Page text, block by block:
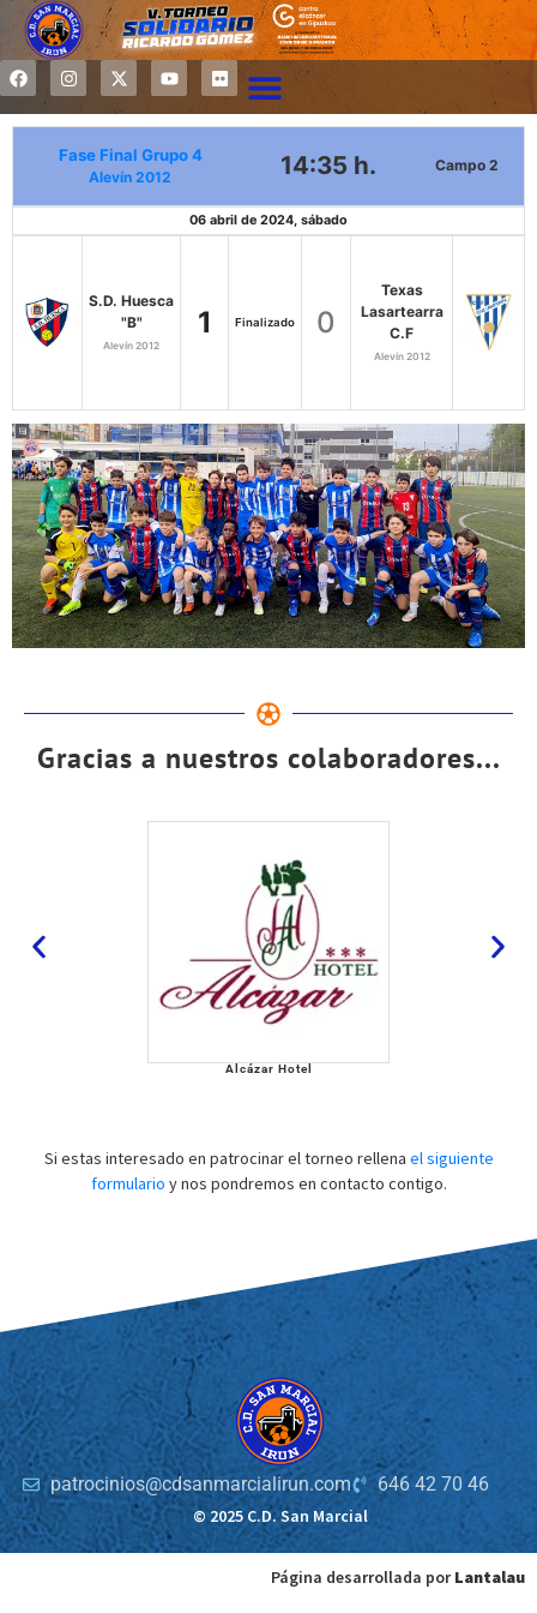
Fase Final Grupo 4
Alevín 2012 14:35 h. Campo 2
06 abril de 2024, sábado
S.D. Huesca
"B"
Alevín 2012
1 Finalizado 0
Texas
Lasartearra
C.F
Alevín 2012
Gracias a nuestros colaboradores...
Alcázar Hotel
Si estas interesado en patrocinar el torneo rellena el siguiente
formulario y nos pondremos en contacto contigo.
patrocinios@cdsanmarcialirun.com
646 42 70 46
© 2025 C.D. San Marcial
Página desarrollada porLantalau